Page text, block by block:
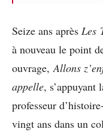
Seize ans après Les
à nouveau le point
ouvrage,Allons
appelle, s’appuyant
professeur
vingt ans dans un